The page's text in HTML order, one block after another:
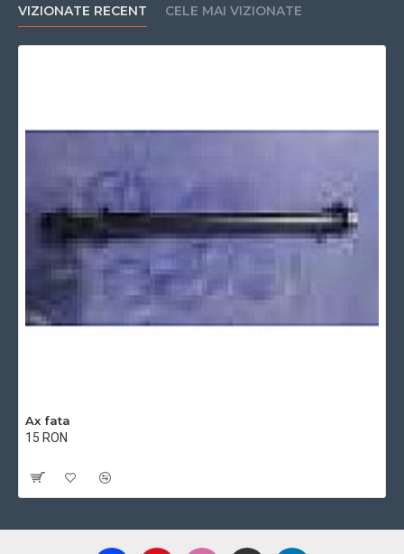
VIZIONATE RECENT CELE MAI VIZIONATE
Ax fata
15 RON